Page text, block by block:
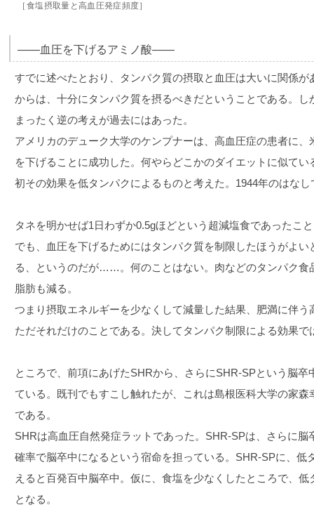
［食塩摂取量と高血圧発症頻度］
――血圧を下げるアミノ酸――
すでに述べたとおり、タンパク質の摂取と血圧は大いに関係
からは、十分にタンパク質を摂るべきだということである。
まったく逆の考えが過去にはあった。
アメリカのデューク大学のケンプナーは、高血圧症の患者に
を下げることに成功した。何やらどこかのダイエットに似て
初その効果を低タンパクによるものと考えた。1944年のはなし
タネを明かせば1日わずか0.5gほどという超減塩食であったこ
でも、血圧を下げるためにはタンパク質を制限したほうがよ
る、というのだが……。何のことはない。肉などのタンパク食
脂肪も減る。
つまり摂取エネルギーを少なくして減量した結果、肥満に伴
ただそれだけのことである。決してタンパク制限による効果で
ところで、前項にあげたSHRから、さらにSHR-SPという脳
ている。既刊でもすこし触れたが、これは島根医科大学の家
である。
SHRは高血圧自然発症ラットであった。SHR-SPは、さらに
確率で脳卒中になるという宿命を担っている。SHR-SPに、低
えると百発百中脳卒中。仮に、食塩を少なくしたところで、
となる。